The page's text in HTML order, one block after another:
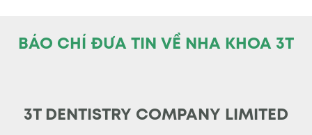
BÁO CHÍ ĐƯA TIN VỀ NHA KHOA 3T
3T DENTISTRY COMPANY LIMITED